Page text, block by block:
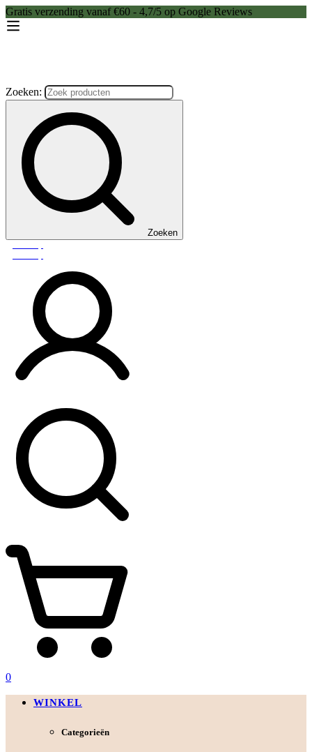
Gratis verzending vanaf €60 - 4,7/5 op Google Reviews
Zoeken:
Zoeken
0
WINKEL
Categorieën